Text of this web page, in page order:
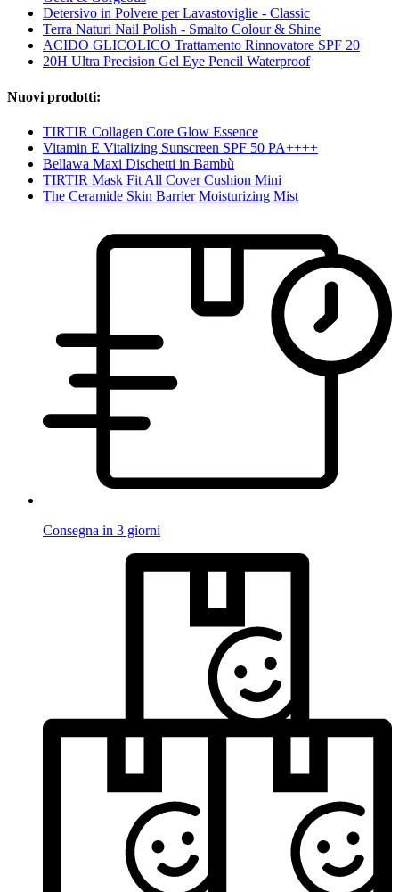
Detersivo in Polvere per Lavastoviglie - Classic
Terra Naturi Nail Polish - Smalto Colour & Shine
ACIDO GLICOLICO Trattamento Rinnovatore SPF 20
20H Ultra Precision Gel Eye Pencil Waterproof
Nuovi prodotti:
TIRTIR Collagen Core Glow Essence
Vitamin E Vitalizing Sunscreen SPF 50 PA++++
Bellawa Maxi Dischetti in Bambù
TIRTIR Mask Fit All Cover Cushion Mini
The Ceramide Skin Barrier Moisturizing Mist
Consegna in 3 giorni